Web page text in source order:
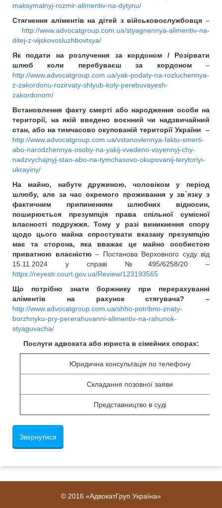
maksymalnyj-rozmir-alimentiv-na-dytynu/
Стягнення аліментів на дітей з військовослужбовця –
http://www.advocatgroup.com.ua/styagnennya-alimentiv-na-
ditej-z-vijskovosluzhbovtsya/
Як подати на розлучення за кордоном / Розірвати
шлюб коли перебуваєш за кордоном–
http://www.advocatgroup.com.ua/yak-podaty-na-rozluchennya-
z-zakordonu-rozirvaty-shlyub-koly-perebuvayesh-
zakordonom/
Встановлення факту смерті або народження особи на
території, на якій введено воєнний чи надзвичайний
стан, або на тимчасово окупованій території України –
http://www.advocatgroup.com.ua/vstanovlennya-faktu-smerti-
abo-narodzhennya-osoby-na-yakij-vvedeno-voyennyj-chy-
nadzvychajnyj-stan-abo-na-tymchasovo-okupovanij-terytoriyi-
ukrayiny/
На майно, набуте дружиною, чоловіком у період
шлюбу, але за час окремого проживання у зв`язку з
фактичним припиненням шлюбних відносин,
поширюється презумпція права спільної сумісної
власності подружжя. Тому у разі виникнення спору
щодо цього майна спростувати вказану презумпцію
має та сторона, яка вважає це майно особистою
приватною власністю– Постанова Верховного суду від
15.11.2024 у справі №495/6258/20 –
https://reyestr.court.gov.ua/Review/123193565
Що потрібно знати боржнику при перерахуванні
аліментів на рахунок стягувача? –
http://www.advocatgroup.com.ua/shho-potribno-znaty-
borzhnyku-pry-pererahuvanni-alimentiv-na-rahunok-
styaguvacha/
Послуги адвоката або юриста в сімейних спорах:
Юридична консультація по телефону
Складання позовної заяви
Представництво в суді
Звернутися
© 2016 «АдвокатГруп Україна»